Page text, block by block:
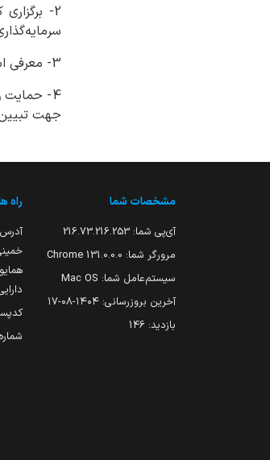
2-
3- معرفی استان و توانمندی‌های اقتصادی آن با به‌کارگیری ابزارهای تبلیغاتی و اطلاع‌رسانی
4- حمایت
جهت
مشخصات شما
آی‌پی شما: 216.73.216.253
مرورگر شما: 131.0.0.0 Chrome
سیستم‌عامل شما: Mac OS
آخرین بروزرسانی: ۱۴۰۴-۰۸-۱۷
بازدید: 146
راه
کدپستی:
شماره